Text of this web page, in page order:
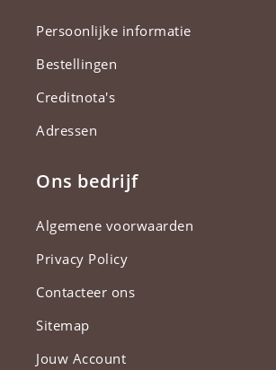
Persoonlijke informatie
Bestellingen
Creditnota's
Adressen
Ons bedrijf
Algemene voorwaarden
Privacy Policy
Contacteer ons
Sitemap
Jouw Account